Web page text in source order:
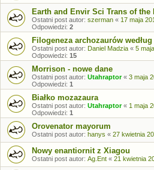
Earth and Envir Sci Trans of the
Ostatni post autor: szerman « 17 maja
Odpowiedzi: 2
Filogeneza archozaurów
Ostatni post autor: Daniel Madzia « 5
Odpowiedzi: 15
Morrison - nowe dane
Ostatni post autor: Utahraptor« 3 maja
Odpowiedzi: 1
Białko mozazaura
Ostatni post autor: Utahraptor« 1 maja
Odpowiedzi: 1
Orovenator mayorum
Ostatni post autor: hanys « 27 kwietnia
Nowy enantiornit z Xiagou
Ostatni post autor: Ag.Ent « 21 kwietnia